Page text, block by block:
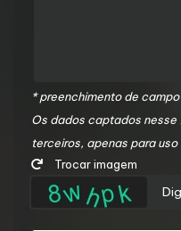
* preenchimento de campo
Os dados captados nesse
terceiros, apenas para
Trocar imagem